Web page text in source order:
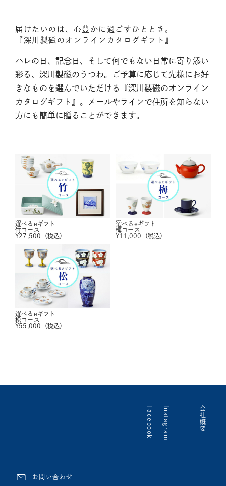
届けたいのは、心豊かに過ごすひととき。
『深川製磁のオンラインカタログギフト』
ハレの日、記念日、そして何でもない日常に寄り添い
彩る、深川製磁のうつわ。ご予算に応じて先様にお好
きなものを選んでいただける『深川製磁のオンライン
カタログギフト』。メールやラインで住所を知らない
方にも簡単に贈ることができます。
選べるeギフト
竹コース
¥27,500 （税込）
選べるeギフト
梅コース
¥11,000 （税込）
選べるeギフト
松コース
¥55,000 （税込）
会社概要
Instagram
Facebook
お問い合わせ